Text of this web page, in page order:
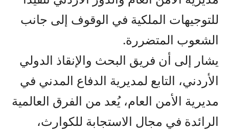
للتوجيهات الملكية في الوقوف إلى جانب
الشعوب المتضررة.
يشار إلى أن فريق البحث والإنقاذ الدولي
الأردني، التابع لمديرية الدفاع المدني في
مديرية الأمن العام، يُعد من الفرق العالمية
الرائدة في مجال الاستجابة للكوارث،